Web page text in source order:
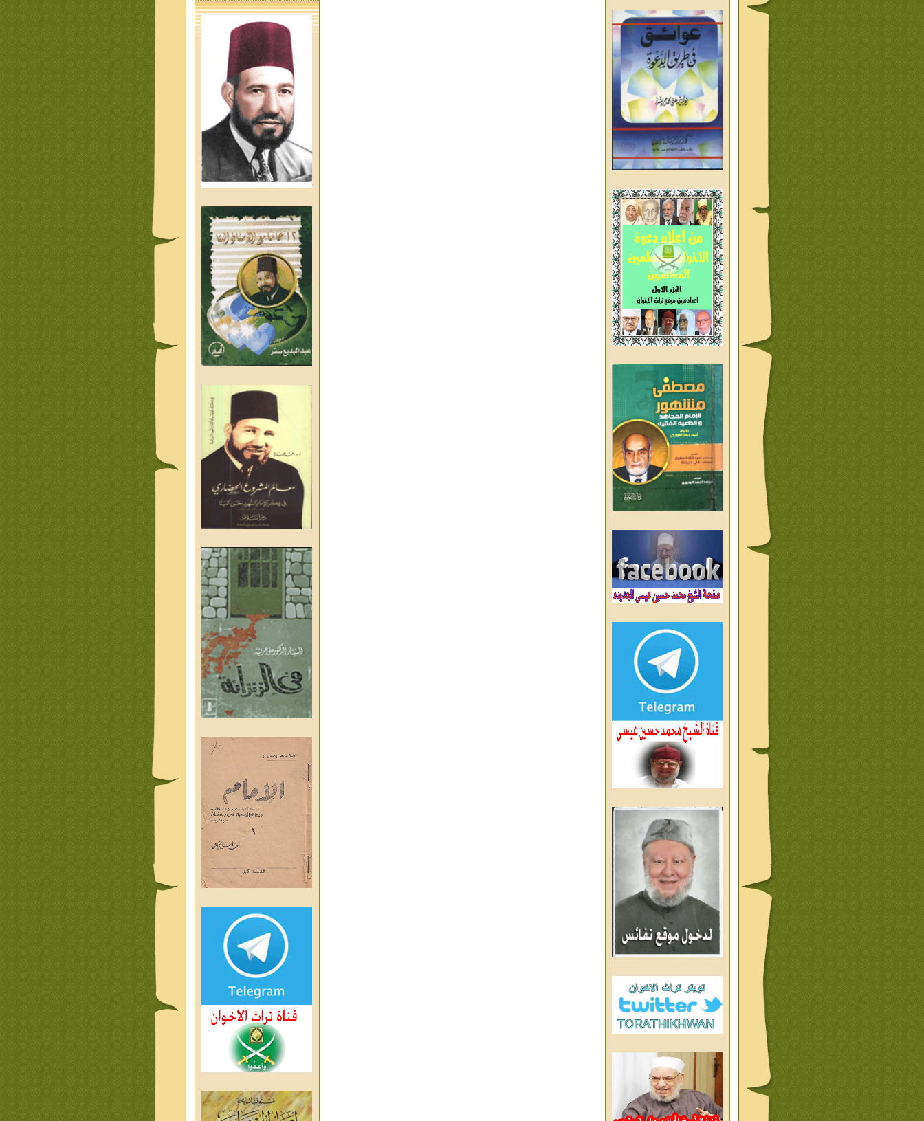
حكايات من التراث الجزء الاول
من اعلام الاخوان المسلمين
المعاصرين الجزء الثانى
ديوان شعر الاخوان فى القلب
تاليف الشيخ على متولى
تفاصيل جنازة الشهيد احمد
النيسى وعمر شاهين 1952
جمعه امين ومواقف ساعدت
الامام البنا فى تكوين شخصي
الاستاذ جمعه امين وعبقرية
الامام البنا
الشمائل المحمديه دكتور يحيى
غزب
واليوم والغد
من تراث د احمد العسال
العلمانية
كلمات رمضانية الشيخ عيسى
عبد العليم
قبسات رمضانية الشيخ عيسى
عبد العليم